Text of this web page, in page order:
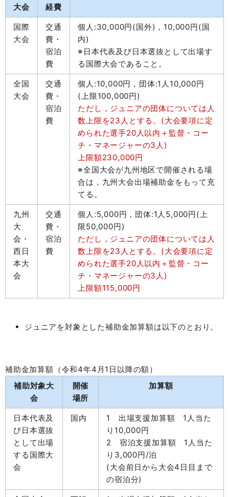
大会
経費
国際
大会
交通
費・
宿泊
費
個人:30,000円(国外)，10,000円(国
内)
※日本代表及び日本選抜として出場す
る国際大会であること。
全国
大会
交通
費・
宿泊
費
個人:10,000円，団体:1人10,000円
(上限100,000円)
ただし，ジュニアの団体については人
数上限を23人とする。 (大会要項に定
められた選手20人以内＋監督・コー
チ・マネージャーの3人)
上限額230,000円
※全国大会が九州地区で開催される場
合は，九州大会出場補助金をもって充
てる。
九州
大
会・
西日
本大
会
交通
費・
宿泊
費
個人:5,000円，団体:1人5,000円(上
限50,000円)
ただし，ジュニアの団体については人
数上限を23人とする。(大会要項に定
められた選手20人以内＋監督・コー
チ・マネージャーの3人)
上限額115,000円
ジュニアを対象とした補助金加算額は以下のとおり。
補助金加算額（令和4年4月1日以降の額）
補助対象大
会
開催
場所
加算額
日本代表及
び日本選抜
として出場
する国際大
会
国内
1 出場支援加算額 1人当た
り10,000円
2 宿泊支援加算額 1人当た
り3,000円/泊
(大会前日から大会4日目まで
の宿泊分)